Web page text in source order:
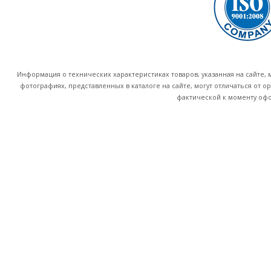
Информация о технических характеристиках товаров, указанная на
фотографиях, представленных в каталоге на сайте, могут отличаться от
фактической к моменту